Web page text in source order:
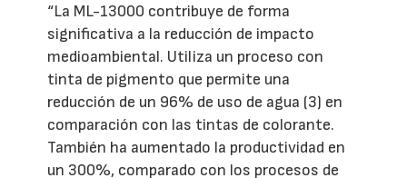
“La ML-13000 contribuye de forma
significativa a la reducción de impacto
medioambiental. Utiliza un proceso con
tinta de pigmento que permite una
reducción de un 96% de uso de agua (3) en
comparación con las tintas de colorante.
También ha aumentado la productividad en
un 300%, comparado con los procesos de